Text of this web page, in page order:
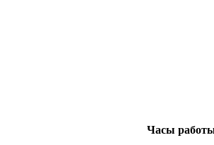
Часы